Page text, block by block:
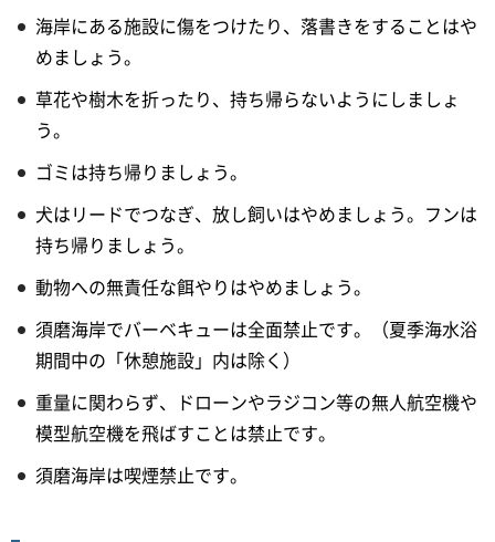
海岸にある施設に傷をつけたり、落書きをすることはや
めましょう。
草花や樹木を折ったり、持ち帰らないようにしましょ
う。
ゴミは持ち帰りましょう。
犬はリードでつなぎ、放し飼いはやめましょう。フンは
持ち帰りましょう。
動物への無責任な餌やりはやめましょう。
須磨海岸でバーベキューは全面禁止です。（夏季海水浴
期間中の「休憩施設」内は除く）
重量に関わらず、ドローンやラジコン等の無人航空機や
模型航空機を飛ばすことは禁止です。
須磨海岸は喫煙禁止です。